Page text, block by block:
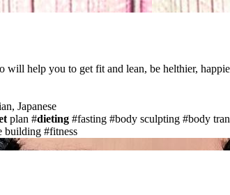
will help you to get fit and lean, be helthier,
Japanese
plan #dieting #fasting #body sculpting #body
building #fitness